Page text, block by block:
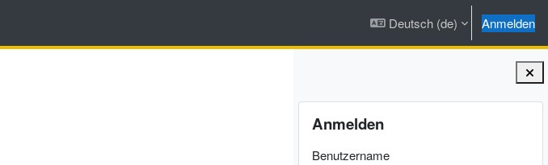
Deutsch ‎(de)‎ Anmelden
Blöcke
Anmelden
Benutzername